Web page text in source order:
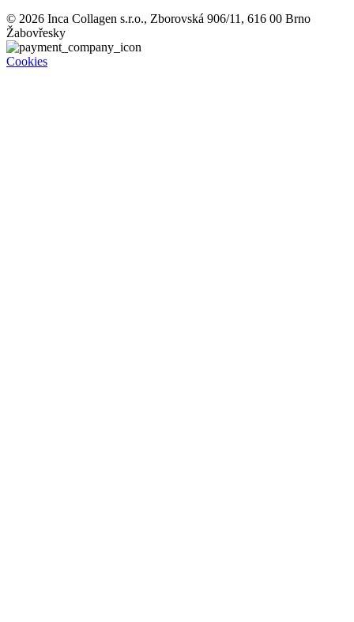
© 2026 Inca Collagen s.r.o., Zborovská 906/11, 616 00 Brno
Žabovřesky
Cookies